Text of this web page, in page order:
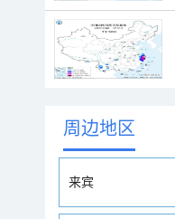
周边地区
来宾